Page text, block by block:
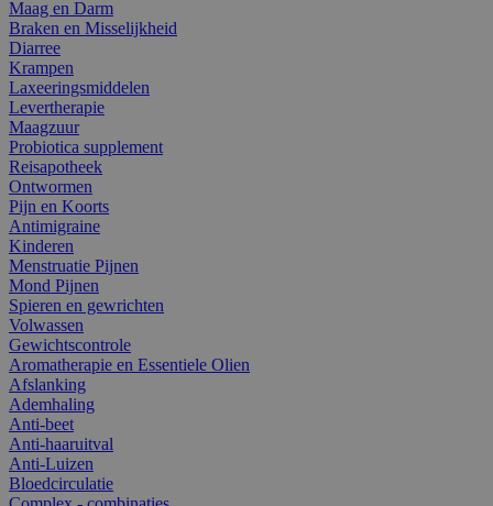
Maag en Darm
Braken en Misselijkheid
Diarree
Krampen
Laxeeringsmiddelen
Levertherapie
Maagzuur
Probiotica supplement
Reisapotheek
Ontwormen
Pijn en Koorts
Antimigraine
Kinderen
Menstruatie Pijnen
Mond Pijnen
Spieren en gewrichten
Volwassen
Gewichtscontrole
Aromatherapie en Essentiele Olien
Afslanking
Ademhaling
Anti-beet
Anti-haaruitval
Anti-Luizen
Bloedcirculatie